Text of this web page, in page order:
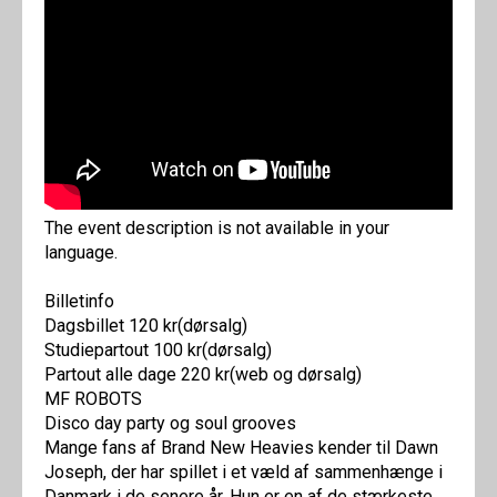
The event description is not available in your
language.
Billetinfo
Dagsbillet 120 kr(dørsalg)
Studiepartout 100 kr(dørsalg)
Partout alle dage 220 kr(web og dørsalg)
MF ROBOTS
Disco day party og soul grooves
Mange fans af Brand New Heavies kender til Dawn
Joseph, der har spillet i et væld af sammenhænge i